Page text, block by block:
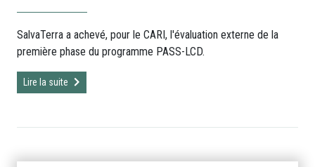
SalvaTerra a achevé, pour le CARI, l'évaluation externe de la
première phase du programme PASS-LCD.
Lire la suite